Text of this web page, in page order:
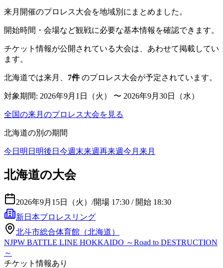
来月開催のプロレス大会を地域別にまとめました。
開始時間・会場など観戦に必要な基本情報を確認できます。
チケット情報が公開されている大会は、あわせて掲載してい
ます。
北海道では来月、 7件のプロレス大会が予定されています。
対象期間: 2026年9月1日（火） 〜 2026年9月30日（水）
全国の来月のプロレス大会を見る
北海道の別の期間
今日 明日 明後日 今週末来週再来週今月 来月
北海道の大会
2026年9月15日（火） /開場 17:30 / 開始 18:30
新日本プロレスリング
北斗市総合体育館（北海道）
NJPW BATTLE LINE HOKKAIDO ～Road to DESTRUCTION
～
チケット情報あり